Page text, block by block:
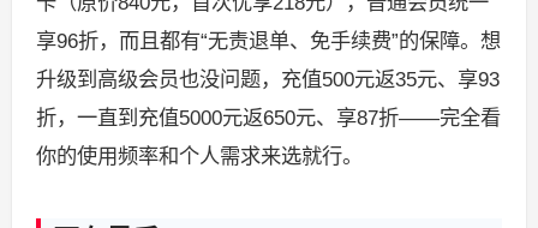
享96折，而且都有“无责退单、免手续费”的保障。想
升级到高级会员也没问题，充值500元返35元、享93
折，一直到充值5000元返650元、享87折——完全看
你的使用频率和个人需求来选就行。